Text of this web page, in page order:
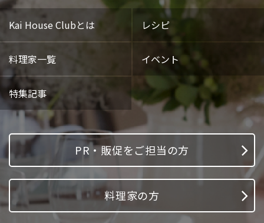
Kai House Clubとは レシピ
料理家一覧 イベント
特集記事
PR・販促をご担当の方
料理家の方